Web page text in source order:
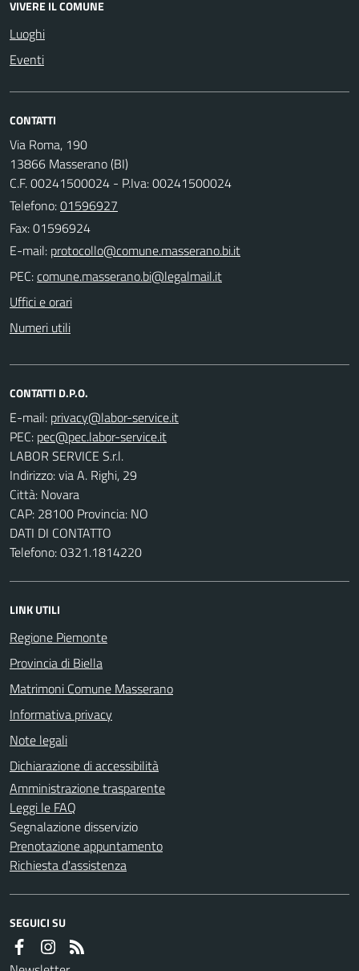
VIVERE IL COMUNE
Luoghi
Eventi
CONTATTI
Via Roma, 190
13866 Masserano (BI)
C.F. 00241500024 - P.Iva: 00241500024
Telefono:01596927
Fax: 01596924
E-mail:
PEC:
Uffici e orari
Numeri utili
CONTATTI D.P.O.
E-mail:
PEC:
LABOR SERVICE S.r.l.
Indirizzo: via A. Righi, 29
Città: Novara
CAP: 28100 Provincia: NO
DATI DI CONTATTO
Telefono: 0321.1814220
LINK UTILI
Regione Piemonte
Provincia di Biella
Matrimoni Comune Masserano
Informativa privacy
Note legali
Dichiarazione di accessibilità
Amministrazione trasparente
Leggi le FAQ
Segnalazione disservizio
Prenotazione appuntamento
Richiesta d'assistenza
SEGUICI SU